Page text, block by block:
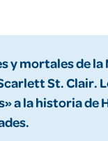
y mortales de la
St. Clair.
a la historia de